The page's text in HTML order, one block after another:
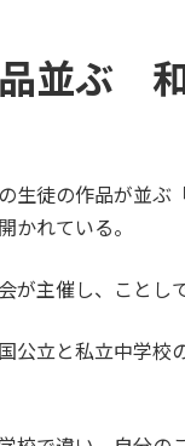
並ぶ
生徒の作品が並ぶ
かれている。
が主催し、ことし
公立と私立中学校